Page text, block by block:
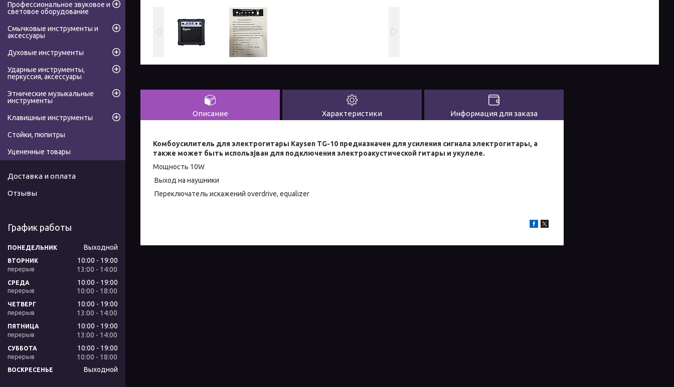
Описание Характеристики Информация для заказа
Комбоусилитель для электрогитары Kaysen TG-10 предназначен для усиления сигнала электрогитары, а
также может быть использjван для подключения электроакустической гитары и укулеле.
Мощность 10W
Выход на наушники
Переключатель искажений overdrive, equalizer
Профессиональное звуковое и
световое оборудование
Смычковые инструменты и
аксессуары
Духовые инструменты
Ударные инструменты,
перкуссия, аксессуары
Этнические музыкальные
инструменты
Клавишные инструменты
Стойки, пюпитры
Уцененные товары
Доставка и оплата
Отзывы
График работы
ПОНЕДЕЛЬНИК Выходной
ВТОРНИК 10:00
19:00
13:00
14:00
СРЕДА 10:00
19:00
10:00
18:00
ЧЕТВЕРГ 10:00
19:00
13:00
14:00
ПЯТНИЦА 10:00
19:00
13:00
14:00
СУББОТА 10:00
19:00
10:00
18:00
ВОСКРЕСЕНЬЕ Выходной